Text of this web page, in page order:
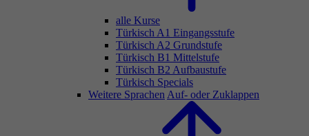
alle Kurse
Türkisch A1 Eingangsstufe
Türkisch A2 Grundstufe
Türkisch B1 Mittelstufe
Türkisch B2 Aufbaustufe
Türkisch Specials
Weitere Sprachen Auf- oder Zuklappen